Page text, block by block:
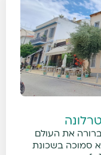
את העולם
סמוכה בשכונת